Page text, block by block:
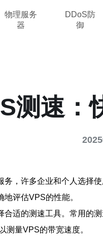
物理服务
器
DDoS防
御
测速：
，许多企业和个人选择
评估VPS的性能。
适的测速工具。常用的
测量VPS的带宽速度。